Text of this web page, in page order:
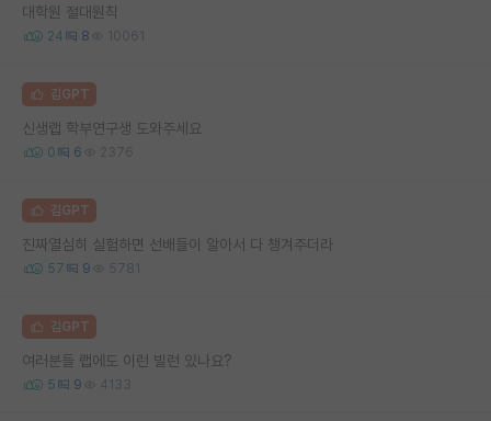
대학원 절대원칙
24 8 10061
김GPT
신생랩 학부연구생 도와주세요
0 6 2376
김GPT
진짜열심히 실험하면 선배들이 알아서 다 챙겨주더라
57 9 5781
김GPT
여러분들 랩에도 이런 빌런 있나요?
5 9 4133